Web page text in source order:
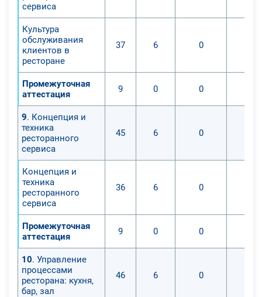
сервиса
Культура
обслуживания
клиентов в
ресторане
37 6 0
Промежуточная
аттестация
9 0 0
9. Концепция и
техника
ресторанного
сервиса
45 6 0
Концепция и
техника
ресторанного
сервиса
36 6 0
Промежуточная
аттестация
9 0 0
10. Управление
процессами
ресторана: кухня,
бар, зал
46 6 0